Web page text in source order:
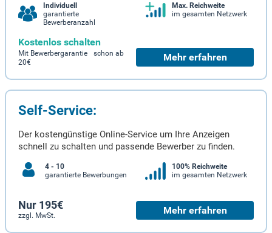
Individuell
garantierte
Bewerberanzahl
Max. Reichweite
im gesamten Netzwerk
Kostenlos schalten
Mit Bewerbergarantie schon ab
20€
Mehr erfahren
Self-Service:
Der kostengünstige Online-Service um Ihre Anzeigen
schnell zu schalten und passende Bewerber zu finden.
4 - 10
garantierte Bewerbungen
100% Reichweite
im gesamten Netzwerk
Nur 195€
zzgl. MwSt. Mehr erfahren